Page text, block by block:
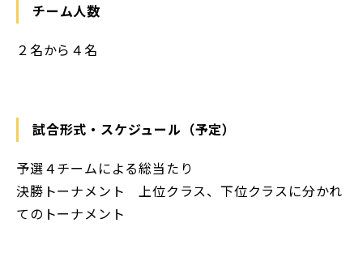
チーム人数
２名から４名
試合形式・スケジュール（予定）
予選４チームによる総当たり
決勝トーナメント 上位クラス、下位クラスに分かれ
てのトーナメント